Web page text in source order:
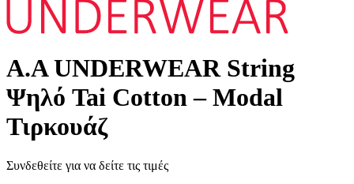
A.A UNDERWEAR String
Ψηλό Tai Cotton – Modal
Τιρκουάζ
Συνδεθείτε για να δείτε τις τιμές